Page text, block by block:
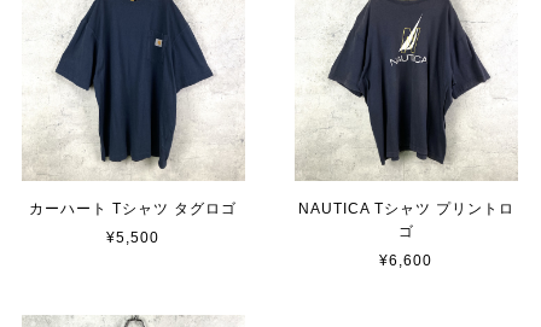
カーハート Tシャツ タグロゴ
¥5,500
NAUTICA Tシャツ プリントロ
ゴ
¥6,600